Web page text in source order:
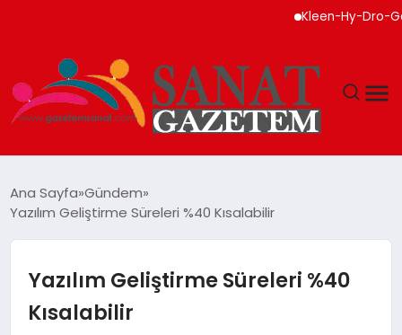
Kleen-Hy-Dro-Gen
TEKNOLOJI
SIYASET
SPOR
Ana Sayfa Gündem
Yazılım Geliştirme Süreleri %40 Kısalabilir
Yazılım Geliştirme Süreleri %40
Kısalabilir